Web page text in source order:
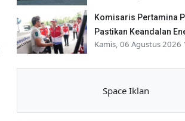
Komisaris Pertamina
Pastikan Keandalan
Kamis, 06 Agustus 2026
Space Iklan